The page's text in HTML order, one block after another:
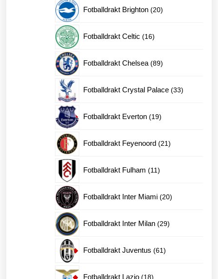
Fotballdrakt Brighton 2020
Fotballdrakt Celtic 1616
Fotballdrakt Chelsea 8989
Fotballdrakt Crystal Palace 3333
Fotballdrakt Everton 1919
Fotballdrakt Feyenoord 2121
Fotballdrakt Fulham 1111
Fotballdrakt Inter Miami 2020
Fotballdrakt Inter Milan 2929
Fotballdrakt Juventus 6161
Fotballdrakt Lazio 1818